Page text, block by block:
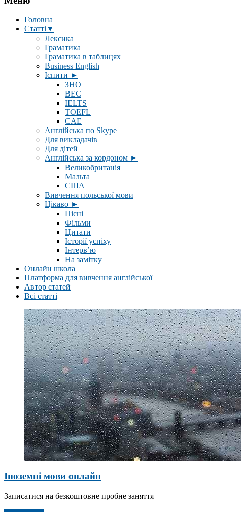
Головна
Статті▼
Лексика
Граматика
Граматика в таблицях
Business English
Іспити ►
ЗНО
BEC
IELTS
TOEFL
CAE
Англійська по Skype
Для викладачів
Для дітей
Англійська за кордоном ►
Великобританія
Мальта
США
Вивчення польської мови
Цікаво ►
Пісні
Фільми
Цитати
Історії успіху
Інтерв’ю
На замітку
Онлайн школа
Платформа для вивчення англійської
Автор статей
Всі статті
Іноземні мови онлайн
Записатися на безкоштовне пробне заняття